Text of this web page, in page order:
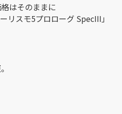
はそのままに
リスモ5プロローグ SpecIII」